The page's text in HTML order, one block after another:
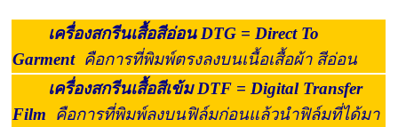
เครื่องสกรีนเสื้อสีอ่อน DTG = Direct To
Garmentคือการที่พิมพ์ตรงลงบนเนื้อเสื้อผ้า สีอ่อน
เครื่องสกรีนเสื้อสีเข้มDTF = Digital Transfer
Film คือการที่พิมพ์ลงบนฟิล์มก่อนแล้วนำฟิล์มที่ได้มา